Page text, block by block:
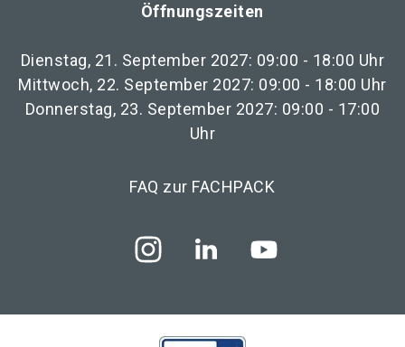
Öffnungszeiten
Dienstag, 21. September 2027: 09:00 - 18:00 Uhr
Mittwoch, 22. September 2027: 09:00 - 18:00 Uhr
Donnerstag, 23. September 2027: 09:00 - 17:00
Uhr
FAQ zur FACHPACK